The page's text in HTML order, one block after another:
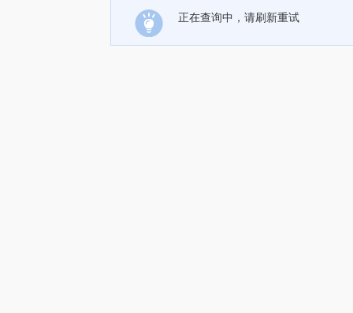
正在查询中，请刷新重试